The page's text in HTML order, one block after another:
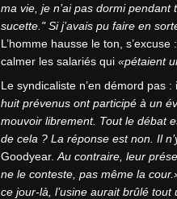
ma vie, je n’ai pas dormi
sucette." Si j’avais pu faire en
L’homme hausse le ton, s’excuse :
calmer les salariés qui «pétaient
Le syndicaliste n’en démord pas :
huit prévenus ont participé à un
mouvoir librement. Tout le débat
de cela ? La réponse est non. Il
Goodyear. Au contraire, leur
ne le conteste, pas même la
ce jour-là, l’usine aurait brûlé tout